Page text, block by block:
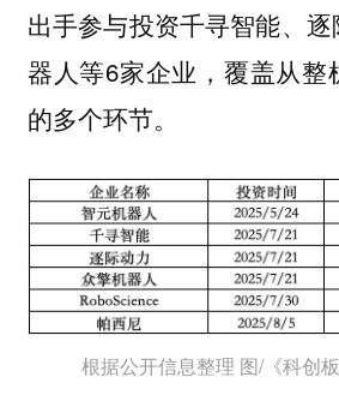
出手参与投资千寻智能、
器人等6家企业，覆盖从整
的多个环节。
根据公开信息整理 图/《科创